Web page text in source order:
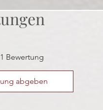
bewertet.
Bewertung
abgeben